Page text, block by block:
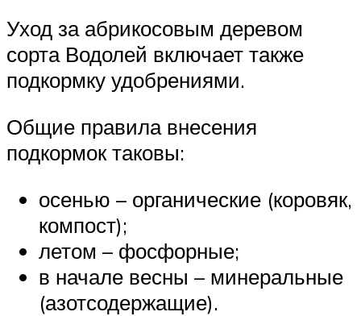
Уход за абрикосовым деревом
сорта Водолей включает также
подкормку удобрениями.
Общие правила внесения
подкормок таковы:
осенью – органические (коровяк,
компост);
летом – фосфорные;
в начале весны – минеральные
(азотсодержащие).